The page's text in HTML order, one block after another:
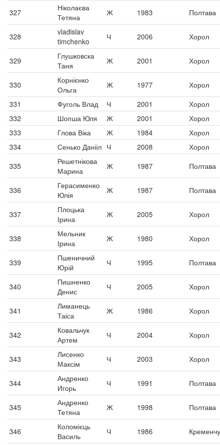
327
Ніколаєва
Тетяна
Ж 1983 Полтава
328
vladislav
timchenko
Ч 2006 Хорол
329
Глушковска
Таня
Ж 2001 Хорол
330
Корнієнко
Ольга
Ж 1977
Хорол
331
Фуголь Влад Ч 2001
Хорол
332
Шопша Юля Ж 2001
Хорол
333
Глова Віка Ж 1984
Хорол
334
Сенько Данііл Ч 2008
Хорол
335
Решетнікова
Марина
Ж 1987 Полтава
336
Герасименко
Юлія
Ж 1987 Полтава
337
Плоцька
Ірина
Ж 2005 Хорол
338
Мельник
Ірина
Ж 1980 Хорол
339
Пшеничний
Юрій
Ч 1995 Полтава
340
Пишненко
Денис
Ч 2005 Хорол
341
Лиманець
Таіса
Ж 1986 Хорол
342
Ковальчук
Артем
Ч 2004 Хорол
343
Лисенко
Максім
Ч 2003 Хорол
344
Андренко
Игорь
Ч 1991 Полтава
345
Андренко
Тетяна
Ж 1998 Полтава
346
Коломієць
Василь
Ч 1986